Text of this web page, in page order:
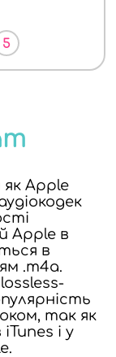
5
Apple
Apple в
в
.m4a.
так як
і у